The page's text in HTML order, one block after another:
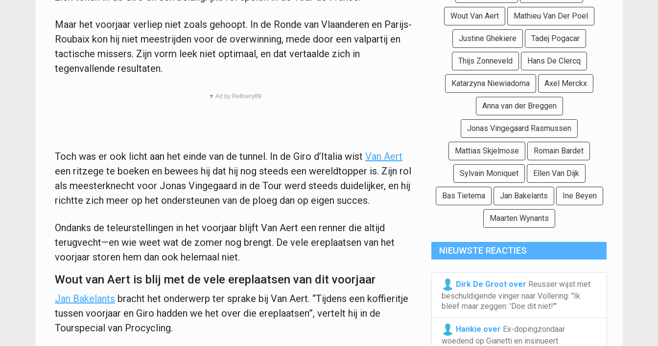
Maar het voorjaar verliep niet zoals gehoopt. In de Ronde van Vlaanderen en Parijs-
Roubaix kon hij niet meestrijden voor de overwinning, mede door een valpartij en
tactische missers. Zijn vorm leek niet optimaal, en dat vertaalde zich in
tegenvallende resultaten.
▼ Ad by Refinery89
Toch was er ook licht aan het einde van de tunnel. In de Giro d’Italia wist Van Aert
een ritzege te boeken en bewees hij dat hij nog steeds een wereldtopper is. Zijn rol
als meesterknecht voor Jonas Vingegaard in de Tour werd steeds duidelijker, en hij
richtte zich meer op het ondersteunen van de ploeg dan op eigen succes.
Ondanks de teleurstellingen in het voorjaar blijft Van Aert een renner die altijd
terugvecht—en wie weet wat de zomer nog brengt. De vele ereplaatsen van het
voorjaar storen hem dan ook helemaal niet.
Wout van Aert is blij met de vele ereplaatsen van dit voorjaar
Jan Bakelants bracht het onderwerp ter sprake bij Van Aert. “Tijdens een koffieritje
tussen voorjaar en Giro hadden we het over die ereplaatsen”, vertelt hij in de
Tourspecial van Procycling.
Wout Van Aert Mathieu Van Der Poel
Justine Ghekiere Tadej Pogacar
Thijs Zonneveld Hans De Clercq
Katarzyna Niewiadoma Axel Merckx
Anna van der Breggen
Jonas Vingegaard Rasmussen
Mattias Skjelmose Romain Bardet
Sylvain Moniquet Ellen Van Dijk
Bas Tietema Jan Bakelants Ine Beyen
Maarten Wynants
NIEUWSTE REACTIES
Dirk De Groot over Reusser wijst met
beschuldigende vinger naar Vollering: "Ik
bleef maar zeggen: 'Doe dit niet!'"
Hankie over Ex-dopingzondaar
woedend op Gianetti en insinueert